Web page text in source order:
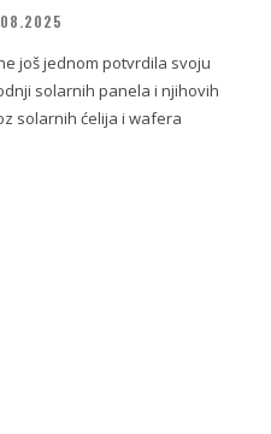
još jednom potvrdila svoju
solarnih panela i njihovih
solarnih ćelija i wafera